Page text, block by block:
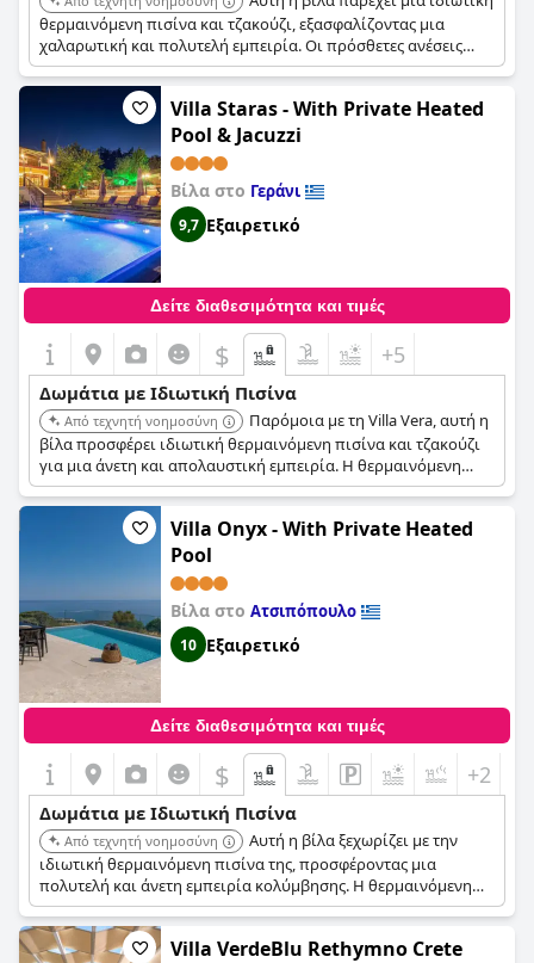
θερμαινόμενη πισίνα και τζακούζι, εξασφαλίζοντας μια
χαλαρωτική και πολυτελή εμπειρία. Οι πρόσθετες ανέσεις
ενισχύουν τη συνολική απόλαυση και την ιδιωτικότητα της
περιοχής της πισίνας.
Villa Staras - With Private Heated
Pool & Jacuzzi
Βίλα στο Γεράνι
9,7 Εξαιρετικό
Δείτε διαθεσιμότητα και τιμές
$ +5
Δωμάτια με Ιδιωτική Πισίνα
Από τεχνητή νοημοσύνη
Παρόμοια με τη Villa Vera, αυτή η
βίλα προσφέρει ιδιωτική θερμαινόμενη πισίνα και τζακούζι
για μια άνετη και απολαυστική εμπειρία. Η θερμαινόμενη
πισίνα επιτρέπει την απόλαυση όλο το χρόνο, ανεξαρτήτως
καιρού.
Villa Onyx - With Private Heated
Pool
Βίλα στο Ατσιπόπουλο
10 Εξαιρετικό
Δείτε διαθεσιμότητα και τιμές
$ +2
Δωμάτια με Ιδιωτική Πισίνα
Από τεχνητή νοημοσύνη
Αυτή η βίλα ξεχωρίζει με την
ιδιωτική θερμαινόμενη πισίνα της, προσφέροντας μια
πολυτελή και άνετη εμπειρία κολύμβησης. Η θερμαινόμενη
λειτουργία εξασφαλίζει ότι η πισίνα μπορεί να
απολαμβάνεται σε διάφορες καιρικές συνθήκες.
Villa VerdeBlu Rethymno Crete